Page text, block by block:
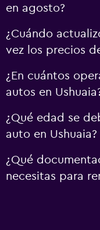
en agosto?
¿Cuándo
vez los precios
¿En cuántos
autos en
¿Qué edad se
auto en Ushuaia?
¿Qué
necesitas para